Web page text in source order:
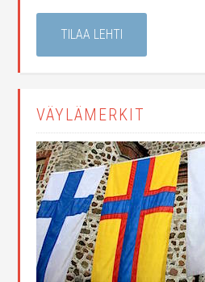
TILAA LEHTI
VÄYLÄMERKIT